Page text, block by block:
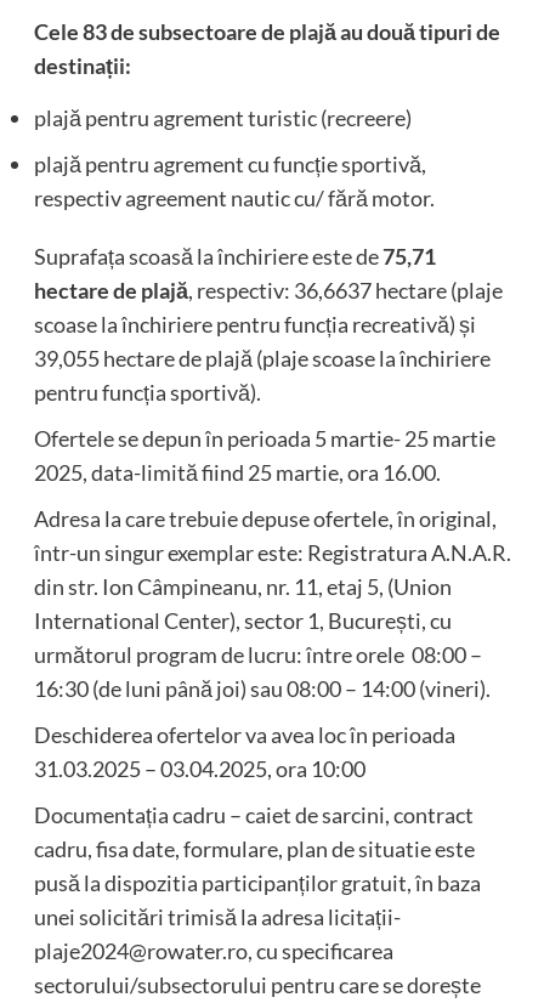
Cele 83 de subsectoare de plajă au două tipuri de
destinații:
plajă pentru agrement turistic (recreere)
plajă pentru agrement cu funcție sportivă,
respectiv agreement nautic cu/ fără motor.
Suprafața scoasă la închiriere este de75,71
hectare de plajă, respectiv: 36,6637 hectare (plaje
scoase la închiriere pentru funcția recreativă) și
39,055 hectare de plajă (plaje scoase la închiriere
pentru funcția sportivă).
Ofertele se depun în perioada 5 martie- 25 martie
2025, data-limită fiind 25 martie, ora 16.00.
Adresa la care trebuie depuse ofertele, în original,
într-un singur exemplar este: Registratura A.N.A.R.
din str. Ion Câmpineanu, nr. 11, etaj 5, (Union
International Center), sector 1, București, cu
următorul program de lucru: între orele 08:00 –
16:30 (de luni până joi) sau 08:00 – 14:00 (vineri).
Deschiderea ofertelor va avea loc în perioada
31.03.2025 – 03.04.2025, ora 10:00
Documentația cadru – caiet de sarcini, contract
cadru, fisa date, formulare, plan de situatie este
pusă la dispozitia participanților gratuit, în baza
unei solicitări trimisă la adresa licitații-
plaje2024@rowater.ro, cu specificarea
sectorului/subsectorului pentru care se dorește